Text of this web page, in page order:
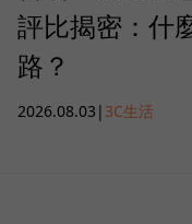
評比揭密：什
路？
2026.08.03 | 3C生活